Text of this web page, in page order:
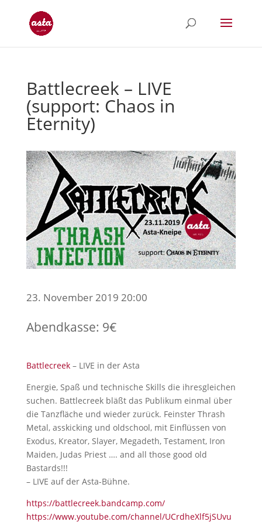
Battlecreek – LIVE
(support: Chaos in
Eternity)
23. November 2019 20:00
Abendkasse: 9€
Battlecreek– LIVE in der Asta
Energie, Spaß und technische Skills die ihresgleichen
suchen. Battlecreek bläßt das Publikum einmal über
die Tanzfläche und wieder zurück. Feinster Thrash
Metal, asskicking und oldschool, mit Einflüssen von
Exodus, Kreator, Slayer, Megadeth, Testament, Iron
Maiden, Judas Priest …. and all those good old
Bastards!!!
– LIVE auf der Asta-Bühne.
https://battlecreek.bandcamp.com/
https://www.youtube.com/channel/UCrdheXlf5jSUvu